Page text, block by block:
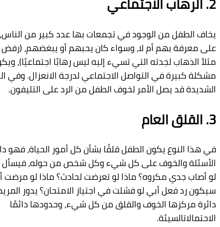
منالوجودفيتجمعاتبها عددكبير منالناس،سواء كان
بهم أملا،وسواءكان يحبهمأو يبغضهم،(رفضالطفل
لجدته التيتسيءإليهليسرهابًااجتماعيًا)،ويكونلديه
فيالتواصلالاجتماعيلدرجةالانعزال.وفيالحالات
يصلالأمرلخوفالطفل منالردعلىالتليفون.
العام
يكونالطفل قلقًابشأنكلأمورالحياة،فهودائم
علىكلشيءوكلشخصمنحوله،فيسألمثلاً:ماذا
مكروه؟ ماذالوتعرضتلحادث؟ماذالومرضتأمي؟ما
أبيلوفشلتفياجتيازالامتحان؟يدورالمريضفي
الخوفوالقلقمنكلشيء،وحدودها دائمًا
.